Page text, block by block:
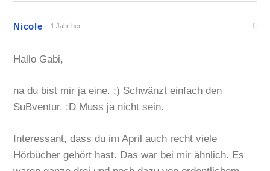
Nicole 1 Jahr her
Hallo Gabi,
na du bist mir ja eine. ;) Schwänzt einfach den
SuBventur. :D Muss ja nicht sein.
Interessant, dass du im April auch recht viele
Hörbücher gehört hast. Das war bei mir ähnlich. Es